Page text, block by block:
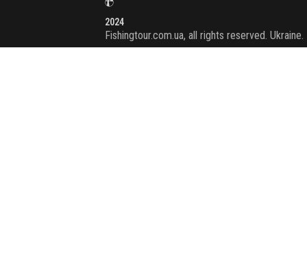
2024
Fishingtour.com.ua, all rights reserved. Ukraine.